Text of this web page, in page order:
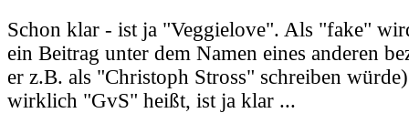
Schon klar - ist ja "Veggielove". Als "fake"
ein Beitrag unter dem Namen eines anderen
er z.B. als "Christoph Stross" schreiben
wirklich "GvS" heißt, ist ja klar ...